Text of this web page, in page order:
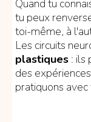
Quand tu
tu peux
toi-même, à
Les circuits
plastiques : ils
des
pratiquons avec